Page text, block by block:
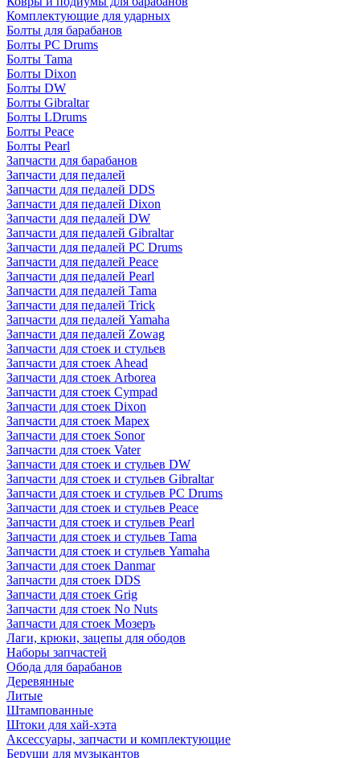
Комплектующие для ударных
Болты для барабанов
Болты PC Drums
Болты Tama
Болты Dixon
Болты DW
Болты Gibraltar
Болты LDrums
Болты Peace
Болты Pearl
Запчасти для барабанов
Запчасти для педалей
Запчасти для педалей DDS
Запчасти для педалей Dixon
Запчасти для педалей DW
Запчасти для педалей Gibraltar
Запчасти для педалей PC Drums
Запчасти для педалей Peace
Запчасти для педалей Pearl
Запчасти для педалей Tama
Запчасти для педалей Trick
Запчасти для педалей Yamaha
Запчасти для педалей Zowag
Запчасти для стоек и стульев
Запчасти для стоек Ahead
Запчасти для стоек Arborea
Запчасти для стоек Cympad
Запчасти для стоек Dixon
Запчасти для стоек Mapex
Запчасти для стоек Sonor
Запчасти для стоек Vater
Запчасти для стоек и стульев DW
Запчасти для стоек и стульев Gibraltar
Запчасти для стоек и стульев PC Drums
Запчасти для стоек и стульев Peace
Запчасти для стоек и стульев Pearl
Запчасти для стоек и стульев Tama
Запчасти для стоек и стульев Yamaha
Запчасти для стоек Danmar
Запчасти для стоек DDS
Запчасти для стоек Grig
Запчасти для стоек No Nuts
Запчасти для стоек Мозеръ
Лаги, крюки, зацепы для ободов
Наборы запчастей
Обода для барабанов
Деревянные
Литые
Штампованные
Штоки для хай-хэта
Аксессуары, запчасти и комплектующие
Беруши для музыкантов